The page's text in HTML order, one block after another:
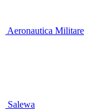
Aeronautica Militare
Salewa